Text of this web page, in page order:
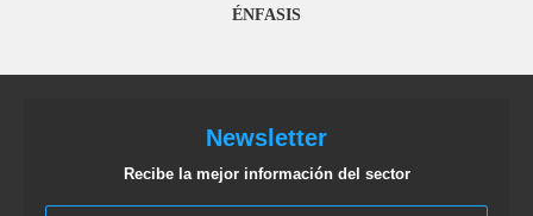
ÉNFASIS
Newsletter
Recibe la mejor información del sector